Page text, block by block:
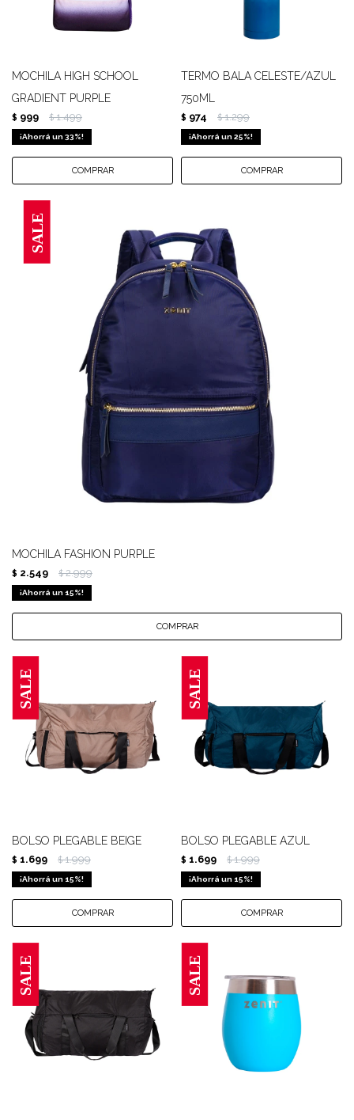
MOCHILA HIGH SCHOOL
GRADIENT PURPLE
$ 999 $ 1.499
33
TERMO BALA CELESTE/AZUL
750ML
$ 974 $ 1.299
25
MOCHILA FASHION PURPLE
$ 2.549 $ 2.999
15
BOLSO PLEGABLE BEIGE
$ 1.699 $ 1.999
15
BOLSO PLEGABLE AZUL
$ 1.699 $ 1.999
15